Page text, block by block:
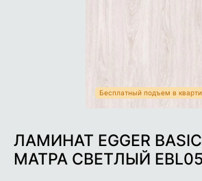
ЛАМИНАТ EGGER
МАТРА СВЕТЛЫЙ
Бесплатный подъем в